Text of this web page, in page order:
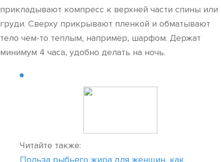
прикладывают компресс к верхней части спины или
груди. Сверху прикрывают пленкой и обматывают
тело чем-то теплым, например, шарфом. Держат
минимум 4 часа, удобно делать на ночь.
Читайте также:
Польза рыбьего жира для женщин, как